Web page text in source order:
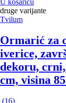
druge varijante
Tvilum
Ormarić za
iverice,
dekoru,
cm, visina
(16)